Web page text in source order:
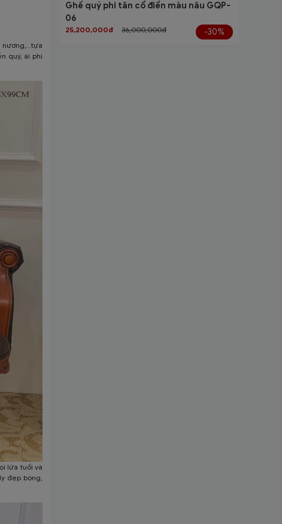
quý, ái phi
lứa tuổi và
đẹp bóng,
Ghế quý phi tân cổ điển màu nâu GQP-
06
25,200,000đ 36,000,000đ -30%